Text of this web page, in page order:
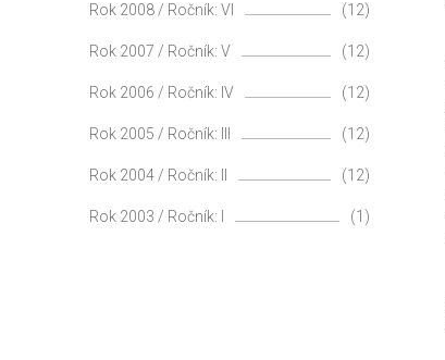
Rok 2008 / Ročník: VI (12)
Rok 2007 / Ročník: V (12)
Rok 2006 / Ročník: IV (12)
Rok 2005 / Ročník: III (12)
Rok 2004 / Ročník: II (12)
Rok 2003 / Ročník: I (1)